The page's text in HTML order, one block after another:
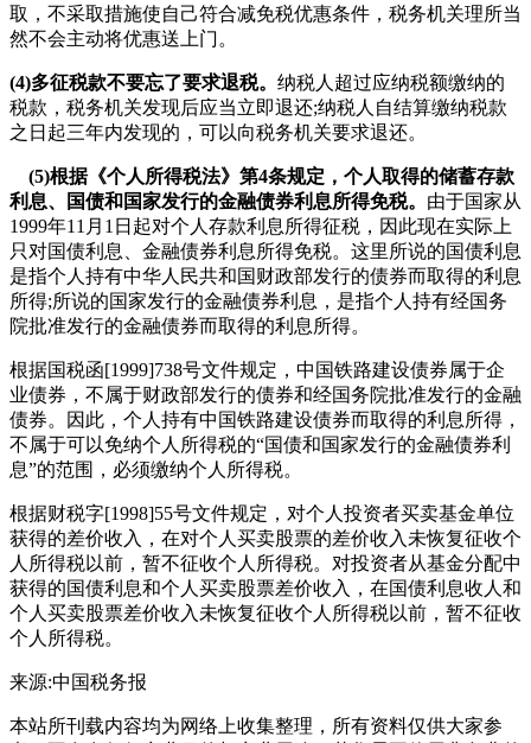
取，不采取措施使自己符合减免税优惠条件，税务机关理所当
然不会主动将优惠送上门。
(4)多征税款不要忘了要求退税。 纳税人超过应纳税额缴纳的
税款，税务机关发现后应当立即退还;纳税人自结算缴纳税款
之日起三年内发现的，可以向税务机关要求退还。
(5)根据《个人所得税法》第4条规定，个人取得的储蓄存款
利息、国债和国家发行的金融债券利息所得免税。 由于国家从
1999年11月1日起对个人存款利息所得征税，因此现在实际上
只对国债利息、金融债券利息所得免税。这里所说的国债利息
是指个人持有中华人民共和国财政部发行的债券而取得的利息
所得;所说的国家发行的金融债券利息，是指个人持有经国务
院批准发行的金融债券而取得的利息所得。
根据国税函[1999]738号文件规定，中国铁路建设债券属于企
业债券，不属于财政部发行的债券和经国务院批准发行的金融
债券。因此，个人持有中国铁路建设债券而取得的利息所得，
不属于可以免纳个人所得税的“国债和国家发行的金融债券利
息”的范围，必须缴纳个人所得税。
根据财税字[1998]55号文件规定，对个人投资者买卖基金单位
获得的差价收入，在对个人买卖股票的差价收入未恢复征收个
人所得税以前，暂不征收个人所得税。对投资者从基金分配中
获得的国债利息和个人买卖股票差价收入，在国债利息收人和
个人买卖股票差价收入未恢复征收个人所得税以前，暂不征收
个人所得税。
来源:中国税务报
本站所刊载内容均为网络上收集整理，所有资料仅供大家参